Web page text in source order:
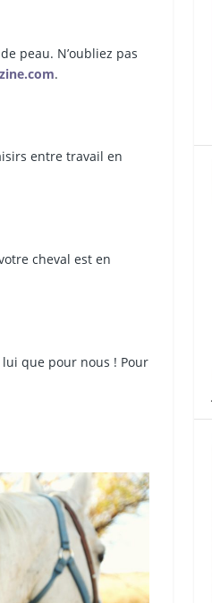
peau. N’oubliez pas
.
entre travail en
cheval est en
lui que pour nous ! Pour